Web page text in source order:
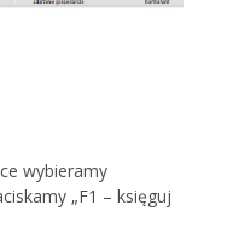
wybieramy
„F1 – księguj